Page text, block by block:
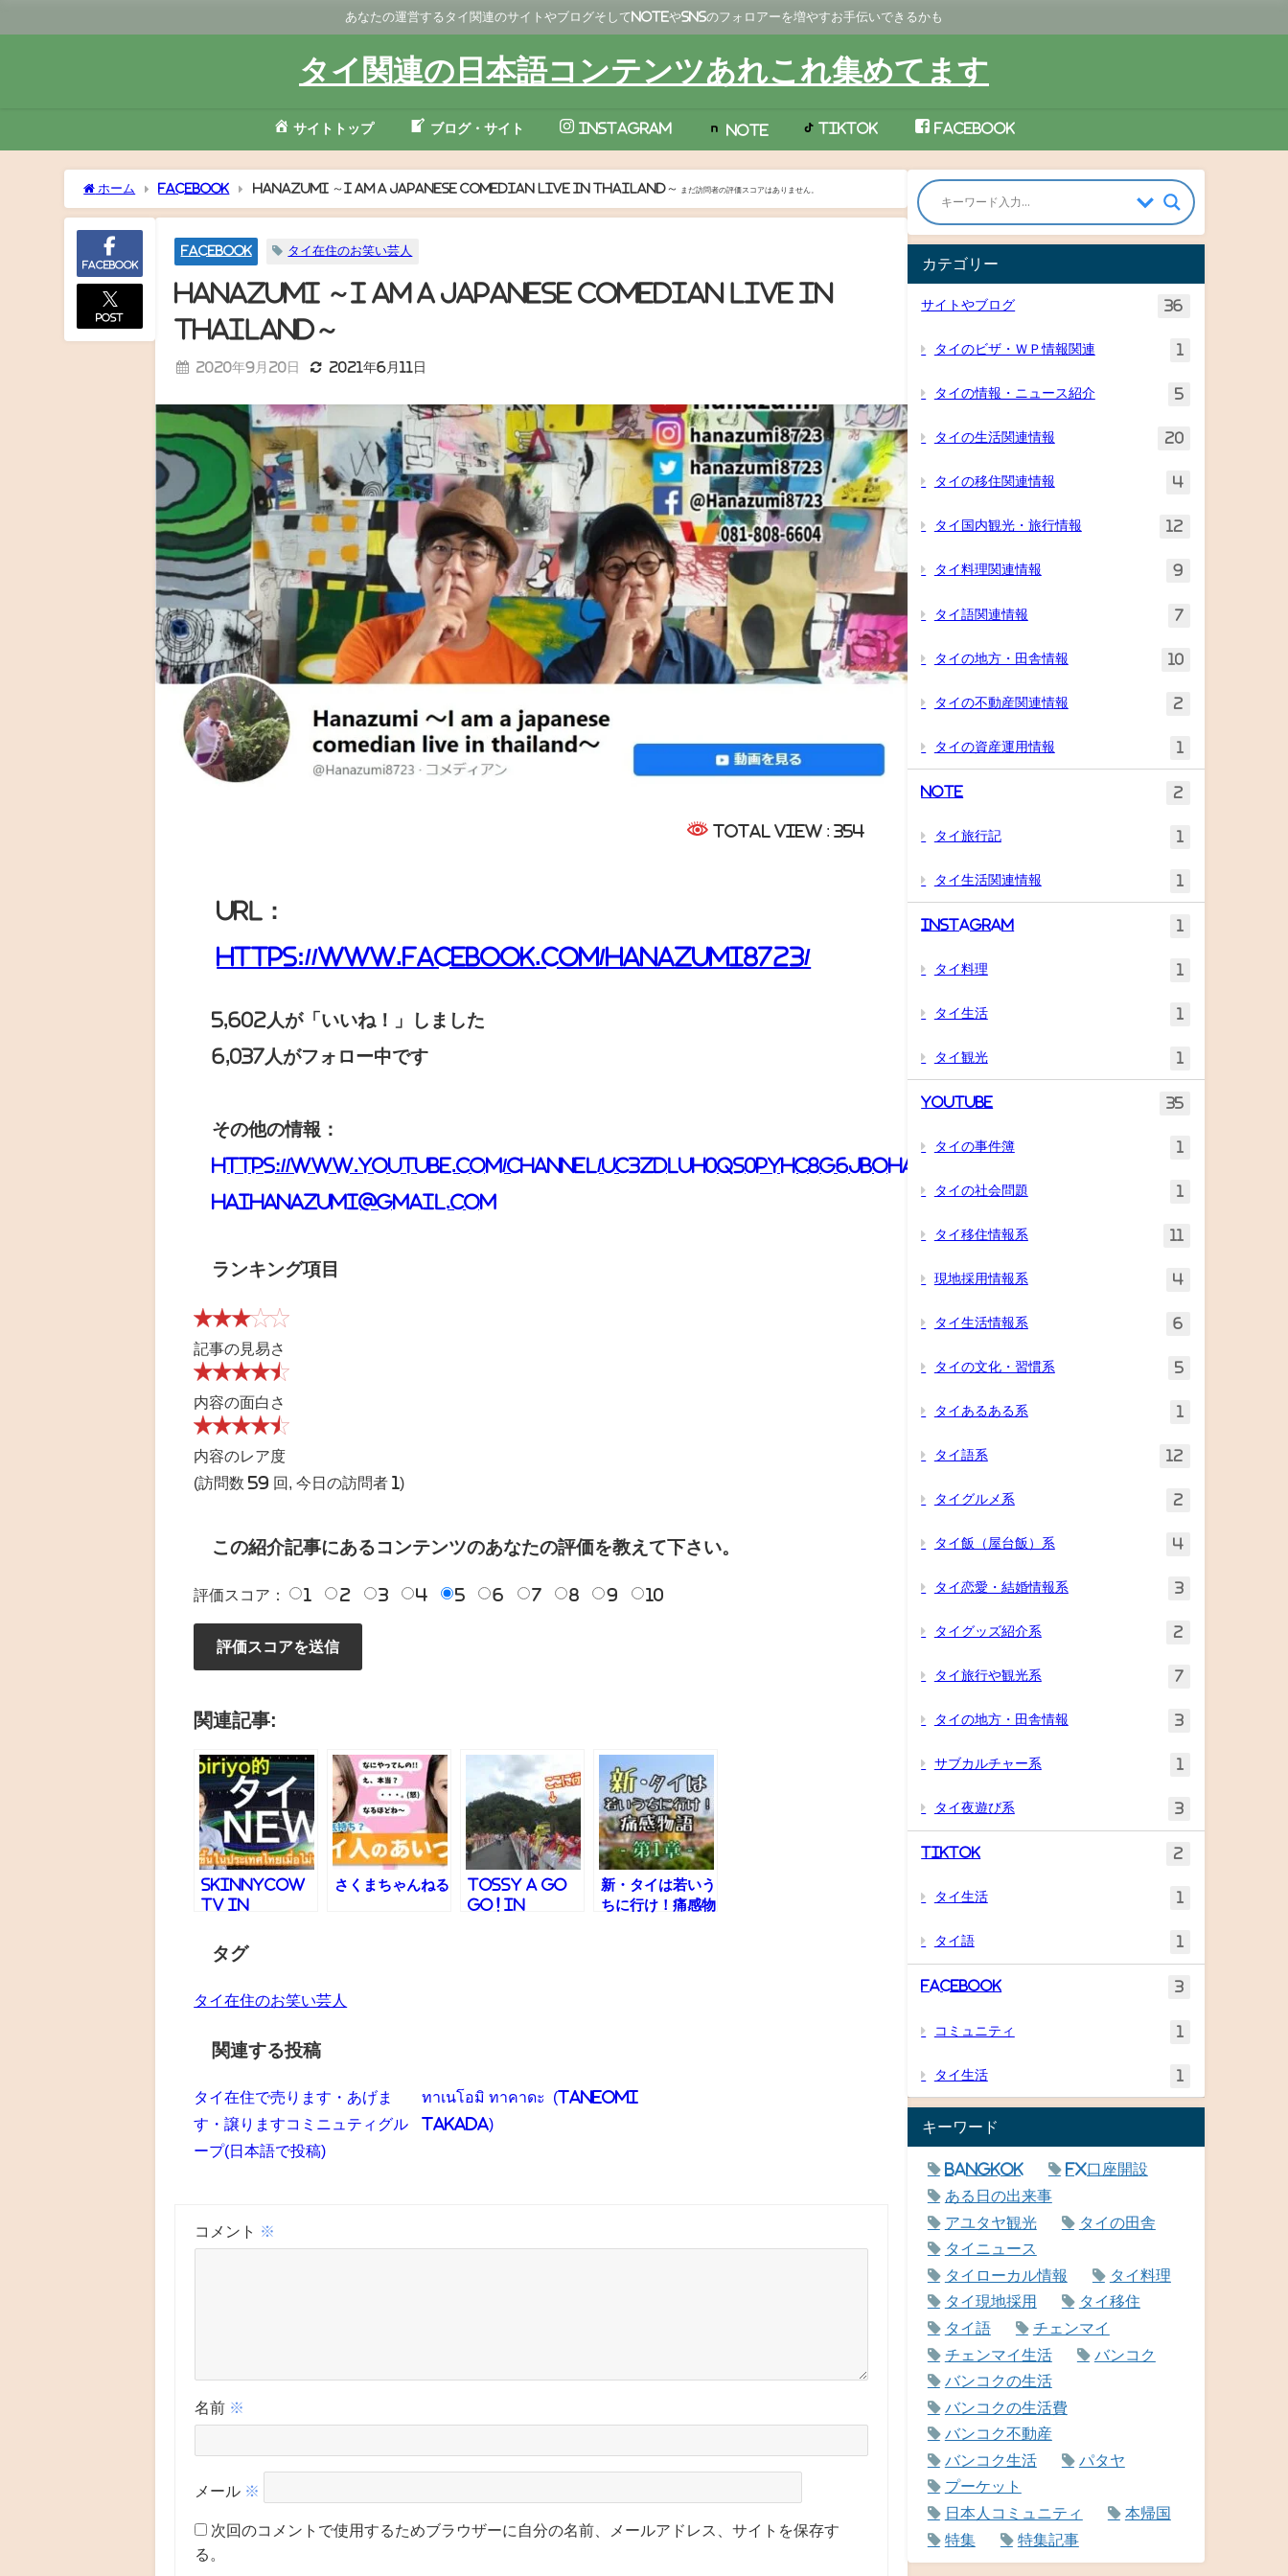
あなたの運営するタイ関連のサイトやブログそしてNoteやSNSのフォロアーを増やすお手伝いできるかも
タイ関連の日本語コンテンツあれこれ集めてます
サイトトップ ブログ・サイト Instagram Note TikTok Facebook
ホーム Facebook Hanazumi ～I am a japanese comedian live in thailand～ まだ訪問者の評価スコアはありません。
Facebook
post
Facebook タイ在住のお笑い芸人
Hanazumi ～I am a japanese comedian live in
thailand～
2020年9月20日 2021年6月11日
Total View : 354
URL：
https://www.facebook.com/Hanazumi8723/
5,602人が「いいね！」しました
6,037人がフォロー中です
その他の情報：
https://www.youtube.com/channel/UC3ZDLUH0Qs0Pyhc8G6JBOHA
haihanazumi@gmail.com
ランキング項目
記事の見易さ
内容の面白さ
内容のレア度
(訪問数 59 回, 今日の訪問者 1)
この紹介記事にあるコンテンツのあなたの評価を教えて下さい。
評価スコア： 1 2 3 4 5 6 7 8 9 10
関連記事:
skinnyCow
TV in
さくまちゃんねる
Tossy a go
go ! in
新・タイは若いう
ちに行け！痛感物
タグ
タイ在住のお笑い芸人
関連する投稿
タイ在住で売ります・あげま
す・譲りますコミニュティグル
ープ(日本語で投稿)
ทาเนโอมิ ทาคาดะ (Taneomi
Takada)
コメント ※
名前 ※
メール ※
次回のコメントで使用するためブラウザーに自分の名前、メールアドレス、サイトを保存す
る。
カテゴリー
サイトやブログ 36
タイのビザ・ＷＰ情報関連
タイの情報・ニュース紹介 5
タイの生活関連情報 20
タイの移住関連情報 4
タイ国内観光・旅行情報 12
タイ料理関連情報 9
タイ語関連情報 7
タイの地方・田舎情報 10
タイの不動産関連情報 2
タイの資産運用情報 1
Note 2
タイ旅行記 1
タイ生活関連情報 1
Instagram 1
タイ料理 1
タイ生活 1
タイ観光 1
YouTube 35
タイの事件簿 1
タイの社会問題
タイ移住情報系
現地採用情報系 4
タイ生活情報系 6
タイの文化・習慣系 5
タイあるある系
タイ語系 12
タイグルメ系 2
タイ飯（屋台飯）系 4
タイ恋愛・結婚情報系 3
タイグッズ紹介系 2
タイ旅行や観光系 7
タイの地方・田舎情報 3
サブカルチャー系
タイ夜遊び系 3
TikTok 2
タイ生活
タイ語
Facebook 3
コミュニティ 1
タイ生活 1
キーワード
Bangkok
FX口座開設
ある日の出来事
アユタヤ観光
タイの田舎
タイニュース
タイローカル情報
タイ料理
タイ現地採用
タイ移住
タイ語
チェンマイ
チェンマイ生活
バンコク
バンコクの生活
バンコクの生活費
バンコク不動産
バンコク生活
パタヤ
プーケット
日本人コミュニティ
本帰国
特集
特集記事